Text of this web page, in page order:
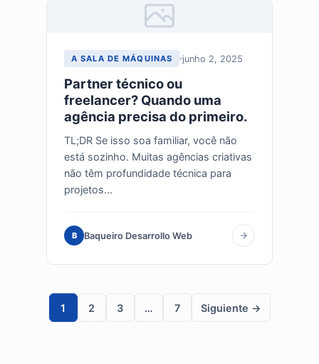
A SALA DE MÁQUINAS junho 2, 2025
Partner técnico ou
freelancer? Quando uma
agência precisa do primeiro.
TL;DR Se isso soa familiar, você não
está sozinho. Muitas agências criativas
não têm profundidade técnica para
projetos...
B Baqueiro Desarrollo Web
1 2 3 … 7 Siguiente →